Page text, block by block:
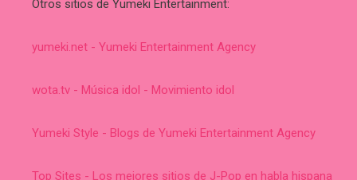
Otros sitios de Yumeki Entertainment:
yumeki.net - Yumeki Entertainment Agency
wota.tv - Música idol - Movimiento idol
Yumeki Style - Blogs de Yumeki Entertainment Agency
Top Sites - Los mejores sitios de J-Pop en habla hispana